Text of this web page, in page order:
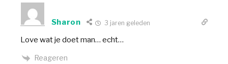
Sharon 3 jaren geleden
Love wat je doet man… echt…
Reageren